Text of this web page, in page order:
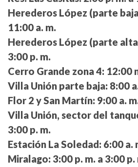
Herederos López (parte
11:00 a. m.
Herederos López (parte
3:00 p. m.
Cerro Grande zona 4: 12:00
Villa Unión parte baja: 8:00
Flor 2 y San Martín: 9:00 a.
Villa Unión, sector del
3:00 p. m.
Estación La Soledad: 6:00 a.
Miralago: 3:00 p. m. a 3:00 p.